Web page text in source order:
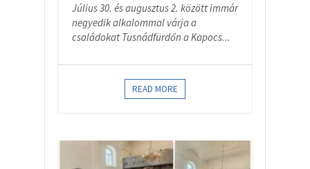
Július 30. és augusztus 2. között immár
negyedik alkalommal várja a
családokat Tusnádfürdőn a Kapocs...
READ MORE